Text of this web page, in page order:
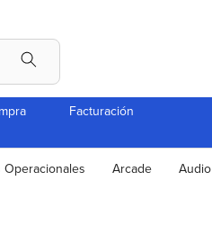
Facturación
Operacionales Arcade Audio